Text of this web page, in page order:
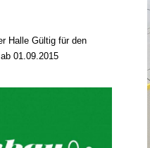
Halle Gültig für den
01.09.2015